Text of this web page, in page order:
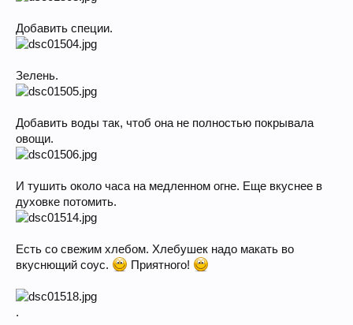
Добавить специи.
Зелень.
Добавить воды так, чтоб она не полностью покрывала
овощи.
И тушить около часа на медленном огне. Еще вкуснее в
духовке потомить.
Есть со свежим хлебом. Хлебушек надо макать во
вкуснющий соус.
Приятного!
.